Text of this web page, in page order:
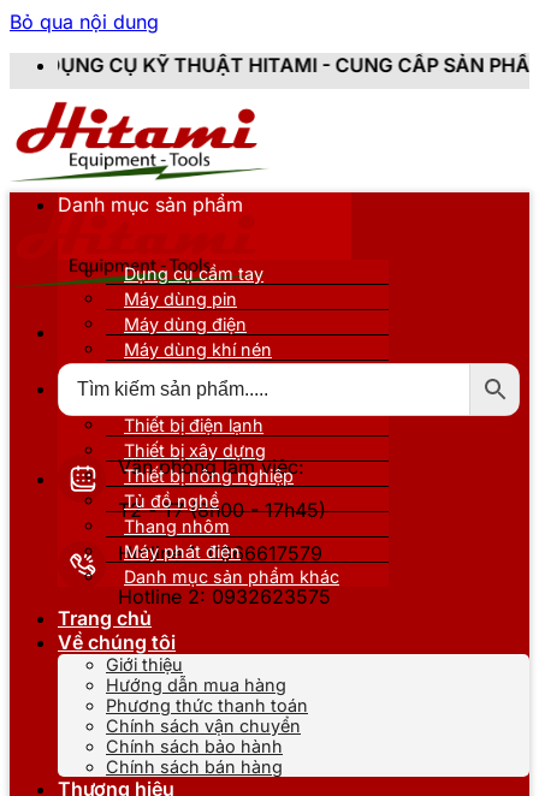
Bỏ qua nội dung
THUẬT HITAMI - CUNG CẤP SẢN PHẨM CHÍNH
Văn phòng làm việc:
T2 - T7 (8h00 - 17h45)
Hotline 1: 0866617579
Hotline 2: 0932623575
Danh mục sản phẩm
Dụng cụ cầm tay
Máy dùng pin
Máy dùng điện
Máy dùng khí nén
Thiết bị nâng đỡ
Thiết bị điện lạnh
Thiết bị xây dựng
Thiết bị nông nghiệp
Tủ đồ nghề
Thang nhôm
Máy phát điện
Danh mục sản phẩm khác
Trang chủ
Về chúng tôi
Giới thiệu
Hướng dẫn mua hàng
Phương thức thanh toán
Chính sách vận chuyển
Chính sách bảo hành
Chính sách bán hàng
Thương hiệu